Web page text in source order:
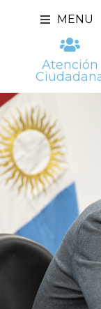
MENU
Atención